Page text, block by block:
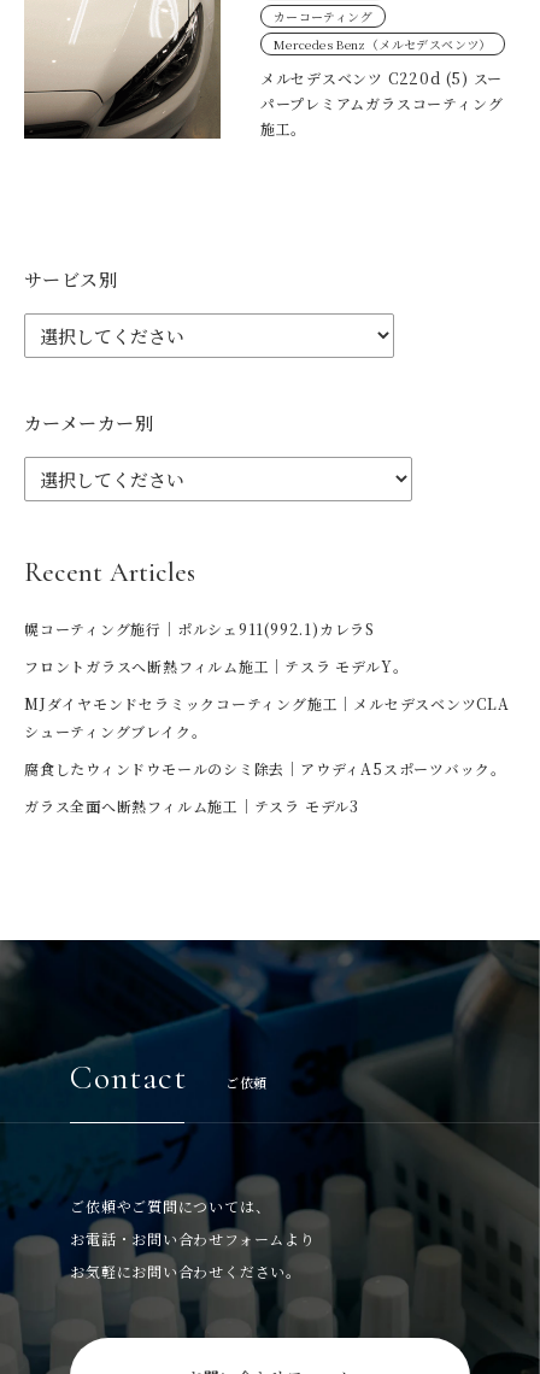
カーコーティング
Mercedes Benz（メルセデスベンツ）
メルセデスベンツ C220d (5) スー
パープレミアムガラスコーティング
施工。
サービス別
カーメーカー別
Recent Articles
幌コーティング施行｜ポルシェ911(992.1)カレラS
フロントガラスへ断熱フィルム施工｜テスラ モデルY。
MJダイヤモンドセラミックコーティング施工｜メルセデスベンツCLA
シューティングブレイク。
腐食したウィンドウモールのシミ除去｜アウディA5スポーツバック。
ガラス全面へ断熱フィルム施工｜テスラ モデル3
Contact ご依頼
ご依頼やご質問については、
お電話・お問い合わせフォームより
お気軽にお問い合わせください。